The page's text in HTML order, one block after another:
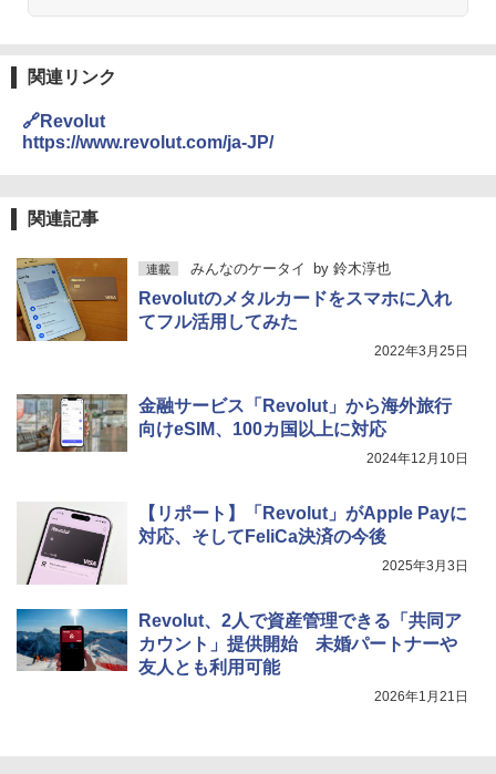
関連リンク
🔗Revolut
https://www.revolut.com/ja-JP/
関連記事
連載 みんなのケータイ by 鈴木淳也
Revolutのメタルカードをスマホに入れ
てフル活用してみた
2022年3月25日
金融サービス「Revolut」から海外旅行
向けeSIM、100カ国以上に対応
2024年12月10日
【リポート】「Revolut」がApple Payに
対応、そしてFeliCa決済の今後
2025年3月3日
Revolut、2人で資産管理できる「共同ア
カウント」提供開始 未婚パートナーや
友人とも利用可能
2026年1月21日